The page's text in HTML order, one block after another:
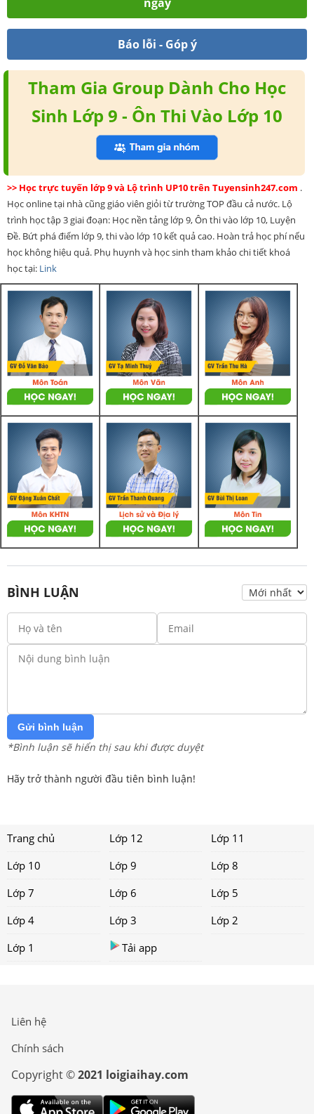
Báo lỗi - Góp ý
Tham Gia Group Dành Cho Học
Sinh Lớp 9 - Ôn Thi Vào Lớp 10
>> Học trực tuyến lớp 9 và Lộ trình UP10 trên Tuyensinh247.com .
Học online tại nhà cũng giáo viên giỏi từ trường TOP đầu cả nước. Lộ
trình học tập 3 giai đoạn: Học nền tảng lớp 9, Ôn thi vào lớp 10, Luyện
Đề. Bứt phá điểm lớp 9, thi vào lớp 10 kết quả cao. Hoàn trả học phí nếu
học không hiệu quả. Phụ huynh và học sinh tham khảo chi tiết khoá
học tại: Link
BÌNH LUẬN
Gửi bình luận
*Bình luận sẽ hiển thị sau khi được duyệt
Hãy trở thành người đầu tiên bình luận!
Trang chủ Lớp 12
Lớp 11
Lớp 10
Lớp 9
Lớp 8
Lớp 7
Lớp 6
Lớp 5
Lớp 4
Lớp 3
Lớp 2
Lớp 1
Tải app
Liên hệ
Chính sách
Copyright ©2021 loigiaihay.com